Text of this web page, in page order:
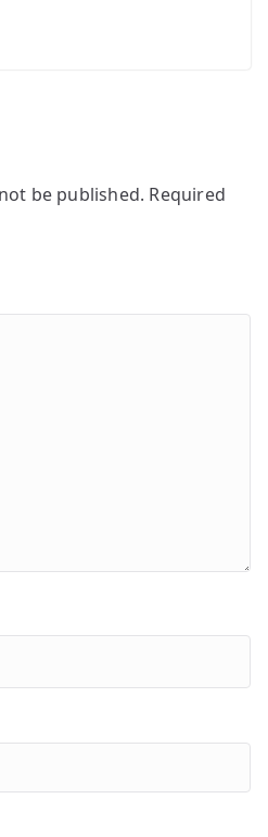
be published. Required